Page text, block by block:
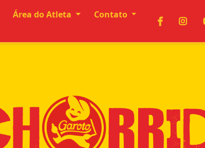
Área do Atleta Contato